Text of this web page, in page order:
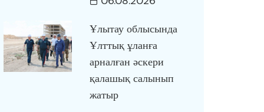
Ұлытау облысында
Ұлттық ұланға
арналған әскери
қалашық салынып
жатыр